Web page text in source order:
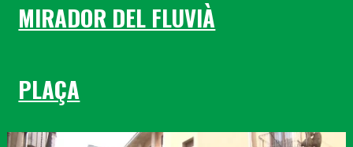
MIRADOR DEL FLUVIÀ
PLAÇA